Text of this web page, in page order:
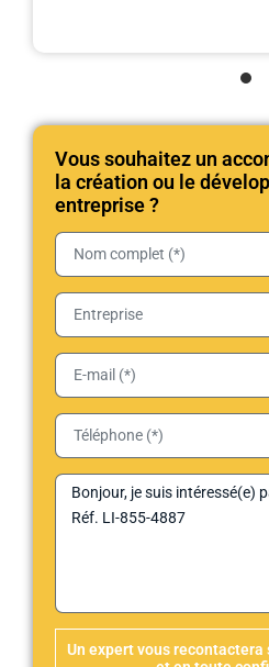
Vous souhaitez un
la création ou le
entreprise ?
Un expert vous